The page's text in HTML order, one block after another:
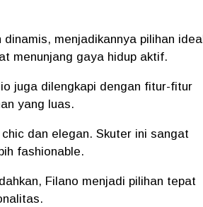
menjadikannya pilihan ideal
menunjang gaya hidup aktif.
juga dilengkapi dengan fitur-fitur
yang luas.
dan elegan. Skuter ini sangat
fashionable.
Filano menjadi pilihan tepat